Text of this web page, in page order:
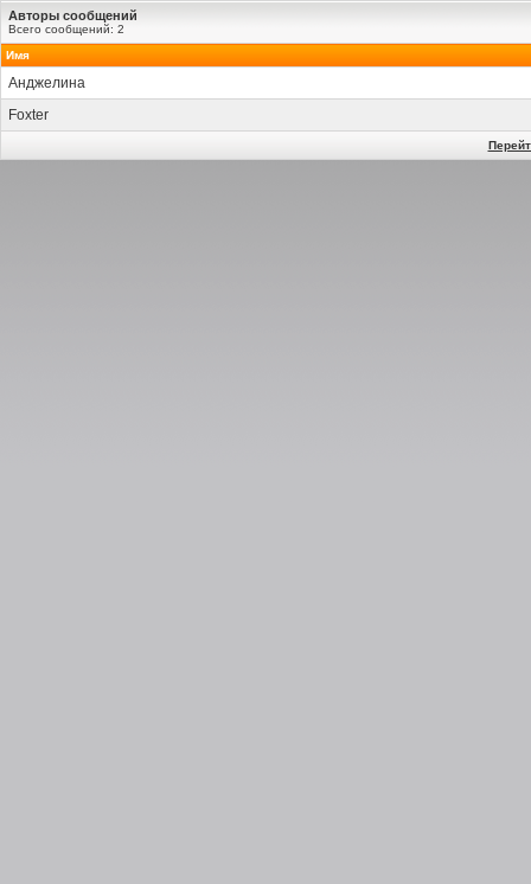
Авторы сообщений
Всего сообщений: 2
Имя
Анджелина
Foxter